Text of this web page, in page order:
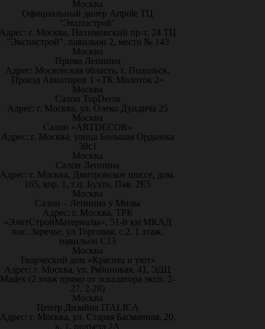
Москва
Официальный дилер Artpole ТЦ
"Экспострой"
г. Москва, Нахимовский пр-т, 24 ТЦ
"Экспострой", павильон 2, место № 143
Москва
Прима Лепнина
Адрес: Московская область, г. Подольск,
Проезд Авиаторов 1 «ТК Молоток 2»
Москва
Салон TopDecor
Адрес: г. Москва, ул. Олеко Дундича 25
Москва
Салон «ARTDECOR»
Адрес: г. Москва, улица Большая Ордынка
38с1
Москва
Салон Лепнина
Адрес: г. Москва, Дмитровское шоссе, дом.
165, кор. 1, т.ц. Бухта, Пав. 2Е5
Москва
Салон – Лепнина у Милы
Адрес: г. Москва, ТРК
«ЭлитСтройМатериалы», 51-й км МКАД
пос. Заречье, ул.Торговая, с.2, 1 этаж,
павильон С13
Москва
Творческий дом «Красота и уют»
Адрес: г. Москва, ул. Рябиновая, 41, ЭДЦ
Madex (2 этаж прямо от эскалатора эксп. 2-
27, 2-28)
Москва
Центр Дизайна ITALICA
Адрес: г. Москва, ул. Старая Басманная, 20,
к. 1, подъезд 2А